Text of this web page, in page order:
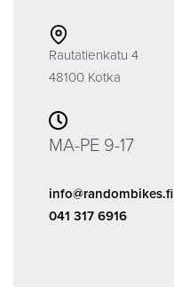
Rautatienkatu 4
48100 Kotka
MA-PE 9-17
info@randombikes.fi
041 317 6916